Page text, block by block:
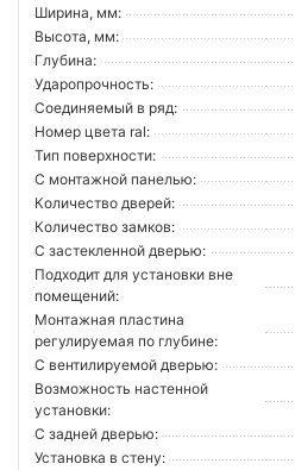
Ширина, мм:
Высота, мм:
Глубина:
Ударопрочность:
Соединяемый в ряд:
Номер цвета ral:
Тип поверхности:
С монтажной панелью:
Количество дверей:
Количество замков:
С застекленной дверью:
Подходит для установки вне
помещений:
Монтажная пластина
регулируемая по глубине:
С вентилируемой дверью:
Возможность настенной
установки:
С задней дверью:
Установка в стену: